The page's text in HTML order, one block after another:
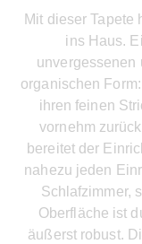
Mit dieser
ins Haus.
unvergessenen
organischen
ihren feinen
vornehm
bereitet der
nahezu jeden
Schlafzimmer,
Oberfläche ist
äußerst robust.